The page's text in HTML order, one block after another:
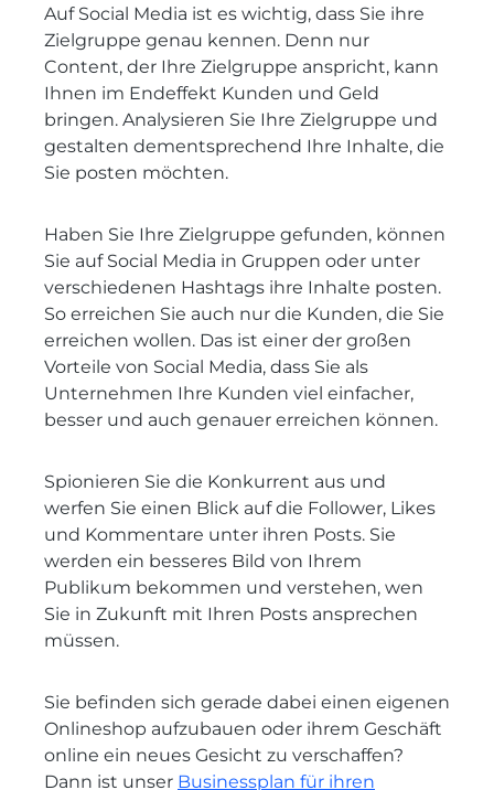
Auf Social Media ist es wichtig, dass Sie ihre
Zielgruppe genau kennen. Denn nur
Content, der Ihre Zielgruppe anspricht, kann
Ihnen im Endeffekt Kunden und Geld
bringen. Analysieren Sie Ihre Zielgruppe und
gestalten dementsprechend Ihre Inhalte, die
Sie posten möchten.
Haben Sie Ihre Zielgruppe gefunden, können
Sie auf Social Media in Gruppen oder unter
verschiedenen Hashtags ihre Inhalte posten.
So erreichen Sie auch nur die Kunden, die Sie
erreichen wollen. Das ist einer der großen
Vorteile von Social Media, dass Sie als
Unternehmen Ihre Kunden viel einfacher,
besser und auch genauer erreichen können.
Spionieren Sie die Konkurrent aus und
werfen Sie einen Blick auf die Follower, Likes
und Kommentare unter ihren Posts. Sie
werden ein besseres Bild von Ihrem
Publikum bekommen und verstehen, wen
Sie in Zukunft mit Ihren Posts ansprechen
müssen.
Sie befinden sich gerade dabei einen eigenen
Onlineshop aufzubauen oder ihrem Geschäft
online ein neues Gesicht zu verschaffen?
Dann ist unser Businessplan für ihren